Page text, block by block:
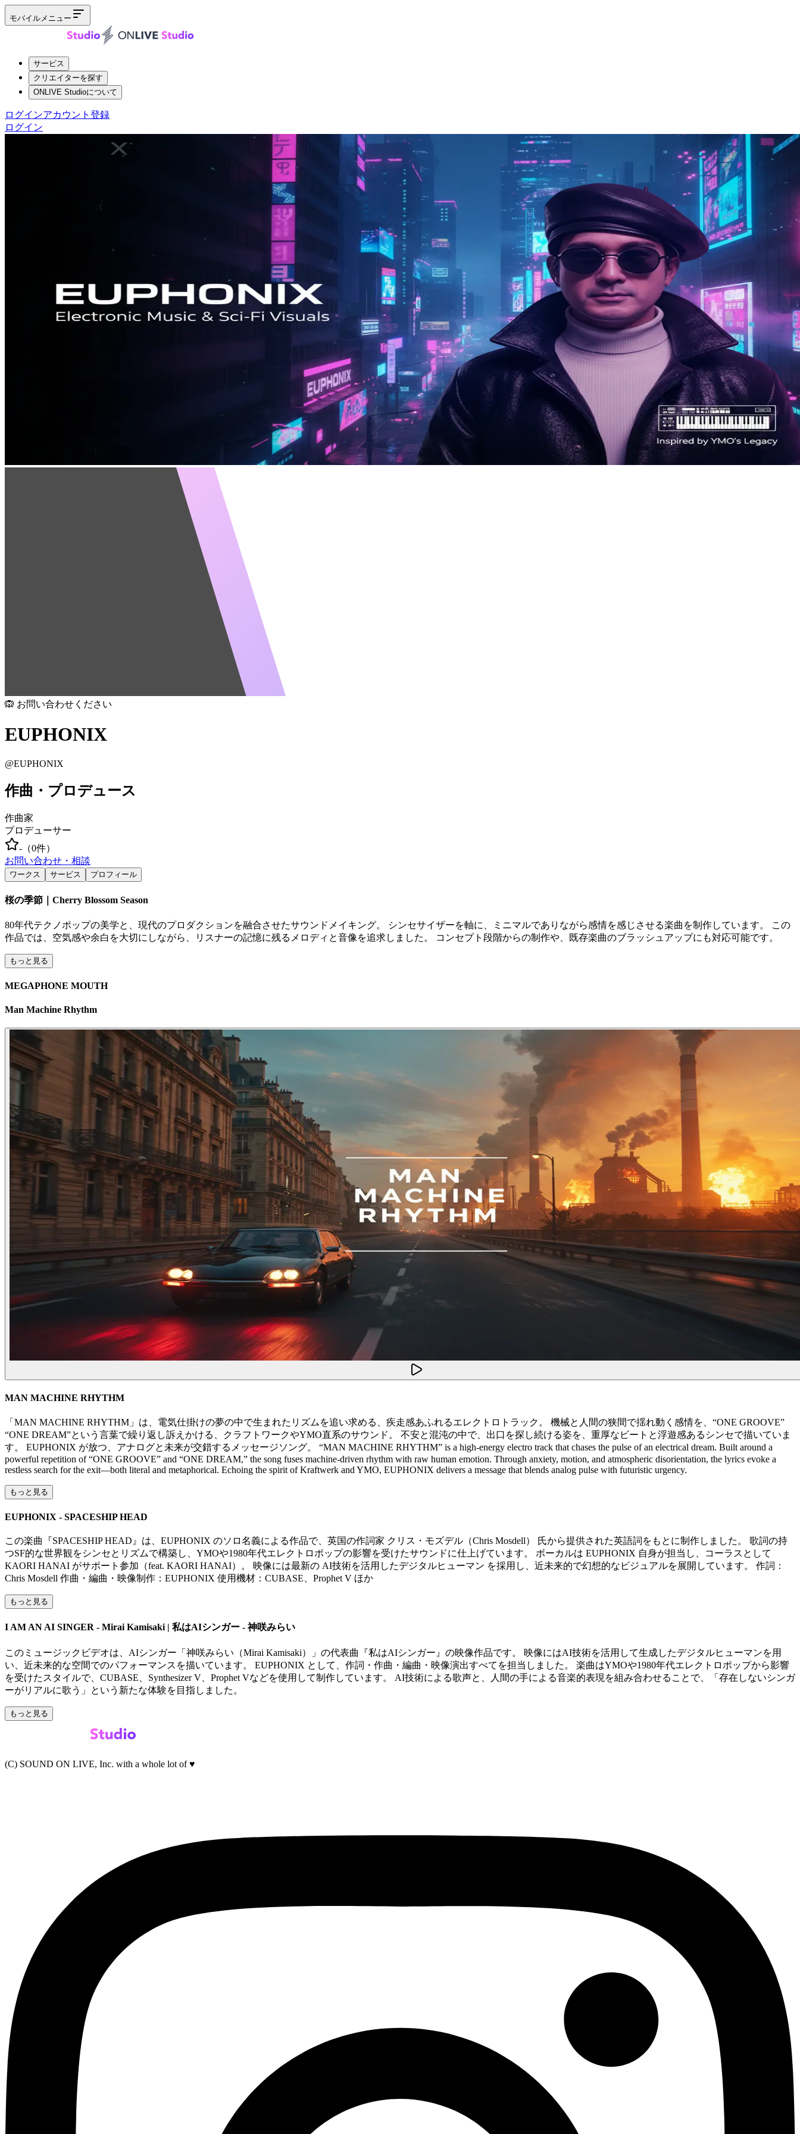
モバイルメニュー
サービス
クリエイターを探す
ONLIVE Studioについて
ログインアカウント登録
ログイン
🙉 お問い合わせください
EUPHONIX
@EUPHONIX
作曲・プロデュース
作曲家
プロデューサー
- （0件）
お問い合わせ・相談
ワークス サービス プロフィール
桜の季節｜Cherry Blossom Season
80年代テクノポップの美学と、現代のプロダクションを融合させたサウンドメイキング。 シンセサイザーを軸に、ミニマルでありながら感情を感じさせる楽曲を制作しています。 この
作品では、空気感や余白を大切にしながら、リスナーの記憶に残るメロディと音像を追求しました。 コンセプト段階からの制作や、既存楽曲のブラッシュアップにも対応可能です。
もっと見る
MEGAPHONE MOUTH
Man Machine Rhythm
MAN MACHINE RHYTHM
「MAN MACHINE RHYTHM」は、電気仕掛けの夢の中で生まれたリズムを追い求める、疾走感あふれるエレクトロトラック。 機械と人間の狭間で揺れ動く感情を、“ONE GROOVE”
“ONE DREAM”という言葉で繰り返し訴えかける、クラフトワークやYMO直系のサウンド。 不安と混沌の中で、出口を探し続ける姿を、重厚なビートと浮遊感あるシンセで描いていま
す。 EUPHONIX が放つ、アナログと未来が交錯するメッセージソング。 “MAN MACHINE RHYTHM” is a high-energy electro track that chases the pulse of an electrical dream. Built around a
powerful repetition of “ONE GROOVE” and “ONE DREAM,” the song fuses machine-driven rhythm with raw human emotion. Through anxiety, motion, and atmospheric disorientation, the lyrics evoke a
restless search for the exit—both literal and metaphorical. Echoing the spirit of Kraftwerk and YMO, EUPHONIX delivers a message that blends analog pulse with futuristic urgency.
もっと見る
EUPHONIX - SPACESHIP HEAD
この楽曲『SPACESHIP HEAD』は、EUPHONIX のソロ名義による作品で、英国の作詞家 クリス・モズデル（Chris Mosdell） 氏から提供された英語詞をもとに制作しました。 歌詞の持
つSF的な世界観をシンセとリズムで構築し、YMOや1980年代エレクトロポップの影響を受けたサウンドに仕上げています。 ボーカルは EUPHONIX 自身が担当し、コーラスとして
KAORI HANAI がサポート参加（feat. KAORI HANAI）。 映像には最新の AI技術を活用したデジタルヒューマン を採用し、近未来的で幻想的なビジュアルを展開しています。 作詞：
Chris Mosdell 作曲・編曲・映像制作：EUPHONIX 使用機材：CUBASE、Prophet V ほか
もっと見る
I AM AN AI SINGER - Mirai Kamisaki | 私はAIシンガー - 神咲みらい
このミュージックビデオは、AIシンガー「神咲みらい（Mirai Kamisaki）」の代表曲『私はAIシンガー』の映像作品です。 映像にはAI技術を活用して生成したデジタルヒューマンを用
い、近未来的な空間でのパフォーマンスを描いています。 EUPHONIX として、作詞・作曲・編曲・映像演出すべてを担当しました。 楽曲はYMOや1980年代エレクトロポップから影響
を受けたスタイルで、CUBASE、Synthesizer V、Prophet Vなどを使用して制作しています。 AI技術による歌声と、人間の手による音楽的表現を組み合わせることで、「存在しないシンガ
ーがリアルに歌う」という新たな体験を目指しました。
もっと見る
(C) SOUND ON LIVE, Inc. with a whole lot of ♥